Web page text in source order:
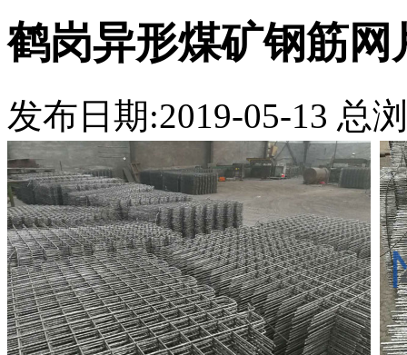
鹤岗异形煤矿钢筋网
发布日期:2019-05-13 总